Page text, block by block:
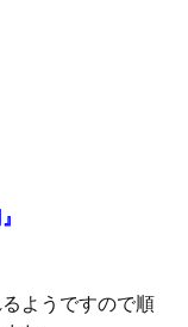
ようですので順